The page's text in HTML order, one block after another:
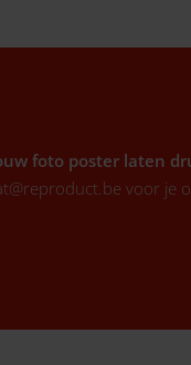
foto poster laten
voor je